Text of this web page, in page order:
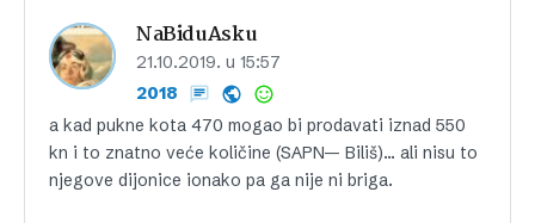
NaBiduAsku
21.10.2019. u 15:57
2018
a kad pukne kota 470 mogao bi prodavati iznad 550
kn i to znatno veće količine (SAPN— Biliš)… ali nisu to
njegove dijonice ionako pa ga nije ni briga.